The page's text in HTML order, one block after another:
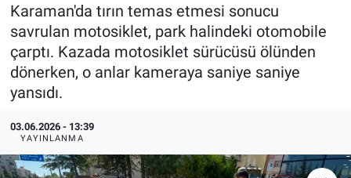
Karaman'da tırın temas etmesi sonucu
savrulan motosiklet, park halindeki otomobile
çarptı. Kazada motosiklet sürücüsü ölünden
dönerken, o anlar kameraya saniye saniye
yansıdı.
03.06.2026 - 13:39
YAYINLANMA
Haber Arşivi